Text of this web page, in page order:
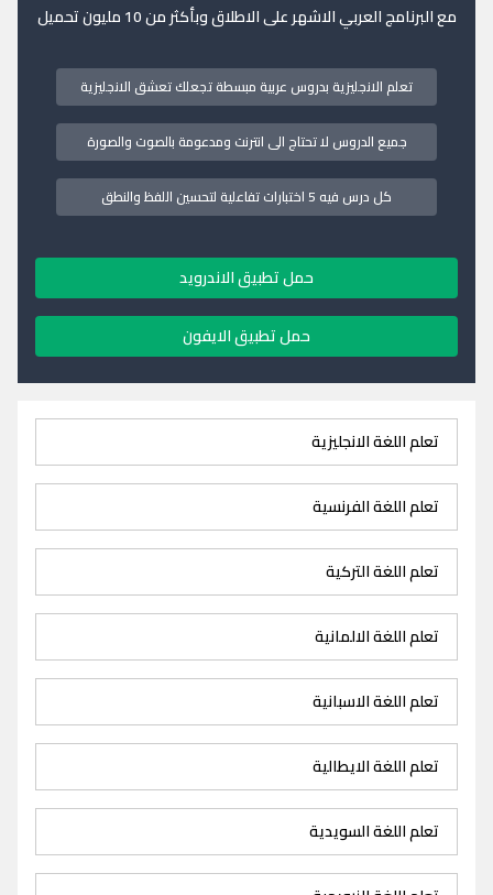
مع البرنامج العربي الاشهر على الاطلاق وبأكثر من 10 مليون تحميل
تعلم الانجليزية بدروس عربية مبسطة تجعلك تعشق الانجليزية
جميع الدروس لا تحتاج الى انترنت ومدعومة بالصوت والصورة
كل درس فيه 5 اختبارات تفاعلية لتحسين اللفظ والنطق
حمل تطبيق الاندرويد
حمل تطبيق الايفون
تعلم اللغة الانجليزية
تعلم اللغة الفرنسية
تعلم اللغة التركية
تعلم اللغة الالمانية
تعلم اللغة الاسبانية
تعلم اللغة الايطالية
تعلم اللغة السويدية